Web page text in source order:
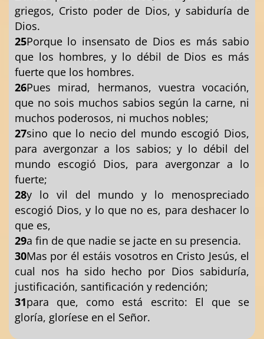
griegos, Cristo poder de Dios, y sabiduría de
Dios.
25Porque lo insensato de Dios es más sabio
que los hombres, y lo débil de Dios es más
fuerte que los hombres.
26Pues mirad, hermanos, vuestra vocación,
que no sois muchos sabios según la carne, ni
muchos poderosos, ni muchos nobles;
27sino que lo necio del mundo escogió Dios,
para avergonzar a los sabios; y lo débil del
mundo escogió Dios, para avergonzar a lo
fuerte;
28y lo vil del mundo y lo menospreciado
escogió Dios, y lo que no es, para deshacer lo
que es,
29a fin de que nadie se jacte en su presencia.
30Mas por él estáis vosotros en Cristo Jesús, el
cual nos ha sido hecho por Dios sabiduría,
justificación, santificación y redención;
31para que, como está escrito: El que se
gloría, gloríese en el Señor.